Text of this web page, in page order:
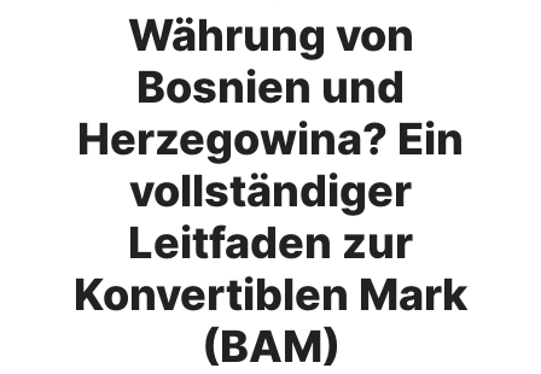
Währung von
Bosnien und
Herzegowina? Ein
vollständiger
Leitfaden zur
Konvertiblen Mark
(BAM)